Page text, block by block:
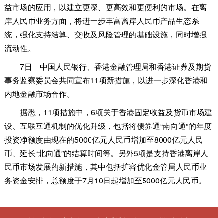
益市场的应用，以建立更深、更高效和更便利的市场。在离
岸人民币业务方面，将进一步丰富离岸人民币产品生态系
统，强化支持结算、交收及风险管理的基础设施，同时增强
流动性。
7日，中国人民银行、香港金融管理局和香港证券及期货
事务监察委员会共同宣布11项新措施，以进一步深化香港和
内地金融市场合作。
据悉，11项措施中，6项关于香港固定收益及货币市场建
设、互联互通机制的优化升级，包括将债券通“南向通”的年度
投资净额度由现在的5000亿元人民币增加至8000亿元人民
币、延长“北向通”的结算时间等。另外5项是支持香港离岸人
民币市场发展的新措施，其中包括扩容优化金管局人民币业
务资金安排，总额度于7月10日起增加至5000亿元人民币。